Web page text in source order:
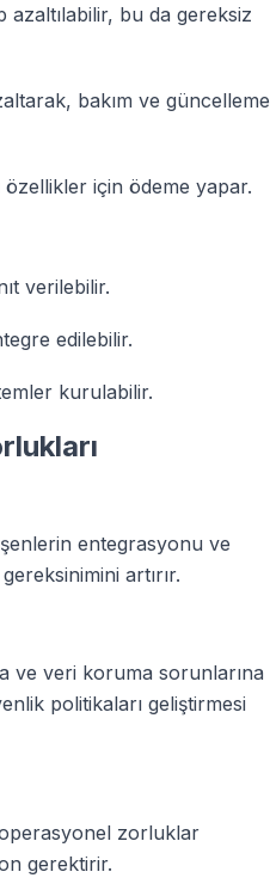
azaltılabilir, bu da gereksiz
bakım ve güncelleme
için ödeme yapar.
verilebilir.
edilebilir.
kurulabilir.
entegrasyonu ve
artırır.
ve veri koruma sorunlarına
politikaları geliştirmesi
zorluklar
gerektirir.